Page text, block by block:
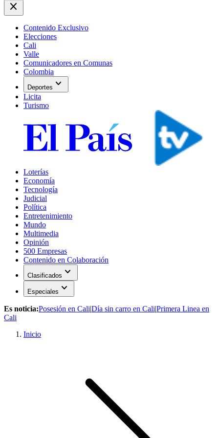
close
Contenido Exclusivo
Elecciones
Cali
Valle
Comunicadores en Comunas
Colombia
Deportes expand_more
Licita
Turismo
Loterías
Economía
Tecnología
Judicial
Política
Entretenimiento
Mundo
Multimedia
Opinión
500 Empresas
Contenido en Colaboración
Clasificados expand_more
Especiales expand_more
Es noticia:Posesión en Cali|Día sin carro en Cali|Primera Linea en
Cali
Inicio